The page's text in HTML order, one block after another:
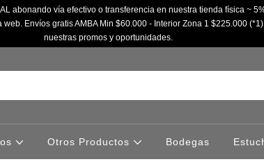
abonando vía efectivo o transferencia en nuestra tienda física ~
Envíos gratis AMBA Min $60.000 - Interior Zona 1 $225.000
nuestras promos y oportunidades.
Otros Productos Bodegas